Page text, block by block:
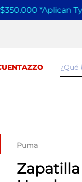
*Aplican
Puma